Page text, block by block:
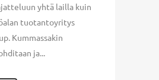
yhtä lailla kuin
tuotantoyritys
Kummassakin
ja...